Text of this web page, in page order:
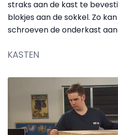
straks aan de kast te
blokjes aan de sokkel. Zo
schroeven de onderkast
KASTEN